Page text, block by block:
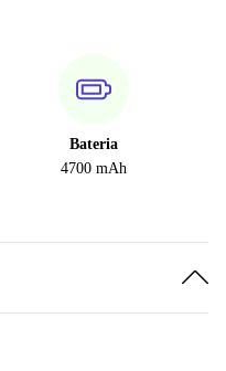
Bateria
4700 mAh